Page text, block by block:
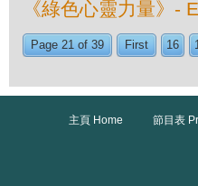
《綠色心靈力量》-
Page 21 of 39 First 16
主頁 Home 節目表